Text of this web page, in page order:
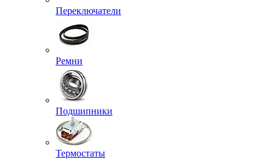
Переключатели
Ремни
Подшипники
Термостаты